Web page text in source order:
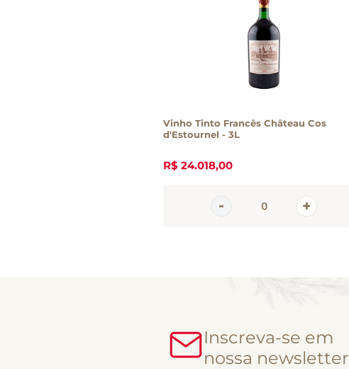
Vinho Tinto Francês Château Cos
d'Estournel - 3L
R$ 24.018,00
Inscreva-se em
nossa newsletter